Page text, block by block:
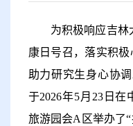
为积极响应吉林
康日号召，落实积极
助力研究生身心协
于2026年5月 23日在
旅游园会A 区举办了“